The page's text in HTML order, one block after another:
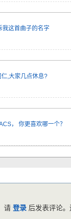
我这首曲子的名字
仁,大家几点休息?
， 你更喜欢哪一个？
请登录 后发表评论